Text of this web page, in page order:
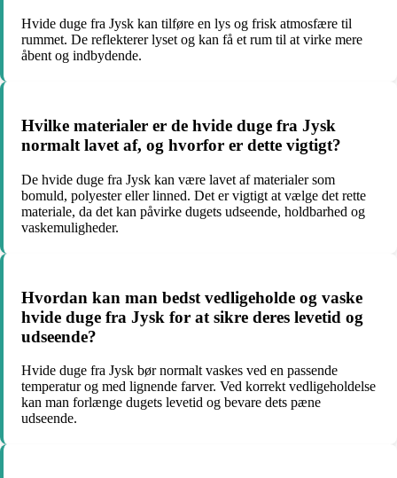
Hvide duge fra Jysk kan tilføre en lys og frisk atmosfære til
rummet. De reflekterer lyset og kan få et rum til at virke mere
åbent og indbydende.
Hvilke materialer er de hvide duge fra Jysk
normalt lavet af, og hvorfor er dette vigtigt?
De hvide duge fra Jysk kan være lavet af materialer som
bomuld, polyester eller linned. Det er vigtigt at vælge det rette
materiale, da det kan påvirke dugets udseende, holdbarhed og
vaskemuligheder.
Hvordan kan man bedst vedligeholde og vaske
hvide duge fra Jysk for at sikre deres levetid og
udseende?
Hvide duge fra Jysk bør normalt vaskes ved en passende
temperatur og med lignende farver. Ved korrekt vedligeholdelse
kan man forlænge dugets levetid og bevare dets pæne
udseende.